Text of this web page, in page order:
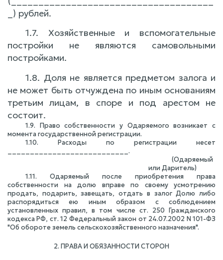
_) рублей.
1.7. Хозяйственные и вспомогательные
постройки не являются самовольными
постройками.
1.8. Доля не является предметом залога и
не может быть отчуждена по иным основаниям
третьим лицам, в споре и под арестом не
состоит.
1.9. Право собственности у Одаряемого возникает с
момента государственной регистрации.
1.10. Расходы по регистрации несет
___________________________.
(Одаряемый
или Даритель)
1.11. Одаряемый после приобретения права
собственности на долю вправе по своему усмотрению
продать, подарить, завещать, отдать в залог Долю либо
распорядиться ею иным образом с соблюдением
установленных правил, в том числе ст. 250 Гражданского
кодекса РФ, ст. 12 Федеральный закон от 24.07.2002 N 101-ФЗ
"Об обороте земель сельскохозяйственного назначения".
2. ПРАВА И ОБЯЗАННОСТИ СТОРОН